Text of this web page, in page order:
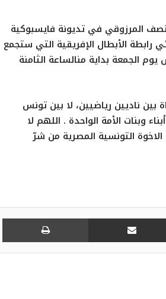
المرزوقي في تديونة فايسبوكية
رابطة الأبطال الإفريقية التي ستجمع
الجمعة بداية منالساعة الثامنة
ناديين رياضيين، لا بين تونس
وبنات الأمة الواحدة . اللهم لا
التونسية المصرية من شرّ
مشاركة عبر البريد